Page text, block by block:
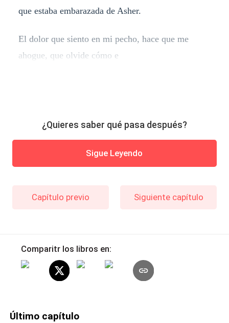
que estaba embarazada de Asher.
El dolor que siento en mi pecho, hace que me
ahogue, que olvide cómo e
¿Quieres saber qué pasa después?
Sigue Leyendo
Capítulo previo Siguiente capítulo
Comparitr los libros en:
Último capítulo